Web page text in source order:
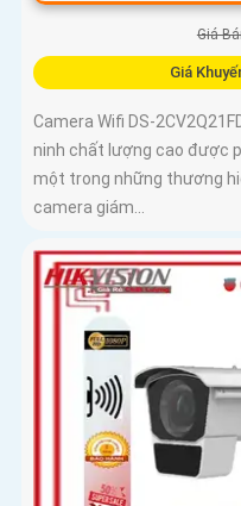
Giá
Giá
Camera Wifi DS-
ninh chất lượng cao được
một trong những thương
camera giám...